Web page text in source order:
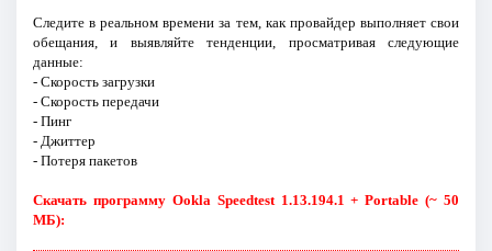
Следите в реальном времени за тем, как провайдер выполняет свои
обещания, и выявляйте тенденции, просматривая следующие
данные:
- Скорость загрузки
- Скорость передачи
- Пинг
- Джиттер
- Потеря пакетов
Скачать программу Ookla Speedtest 1.13.194.1 + Portable (~ 50
МБ):